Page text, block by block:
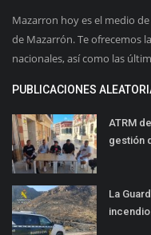
Mazarron hoy es el medio
de Mazarrón. Te ofrecemos
nacionales, así como las
PUBLICACIONES
ATRM
gestión
La